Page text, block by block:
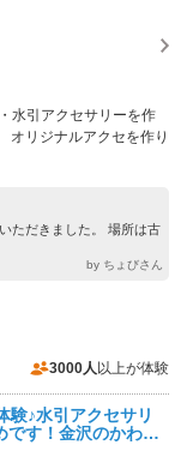
水引アクセサリーを作
オリジナルアクセを作り
ただきました。 場所は古
by ちょびさん
3000人 以上が体験
験♪水引アクセサリ
す！金沢のかわい
んか？